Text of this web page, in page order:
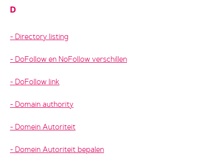
D
Directory listing
DoFollow en NoFollow verschillen
DoFollow link
Domain authority
Domein Autoriteit
Domein Autoriteit bepalen